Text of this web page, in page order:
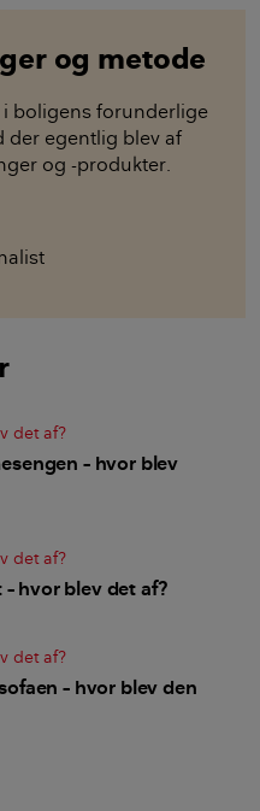
og metode
i boligens forunderlige
der egentlig blev af
og -produkter.
det af?
– hvor blev
det af?
– hvor blev det af?
det af?
– hvor blev den